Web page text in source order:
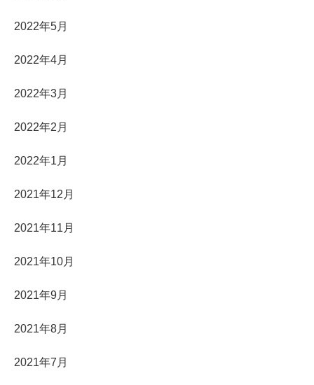
2022年5月
2022年4月
2022年3月
2022年2月
2022年1月
2021年12月
2021年11月
2021年10月
2021年9月
2021年8月
2021年7月